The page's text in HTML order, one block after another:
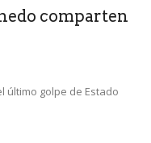
comparten
último golpe de Estado